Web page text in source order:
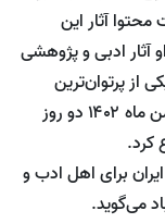
آثار این
آثار ادبی و پژوهشی
از پرتوان‌ترین
نویسندگان ادبیات پارسی بود که به تاریخ ۸ بهمن ماه ۱۴۰۲ دو روز
کرد.
برای اهل ادب و
می‌گوید.